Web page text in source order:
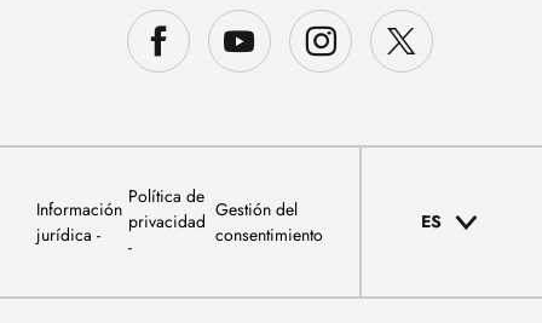
Información
jurídica
Política de
privacidad
Gestión del
consentimiento
ES